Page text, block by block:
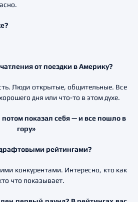
от поездки в Америку?
Люди открытые, общительные. Все
дня или что-то в этом духе.
потом показал себя — и все пошло в
гору»
рейтингами?
конкурентами. Интересно, кто как
что показывает.